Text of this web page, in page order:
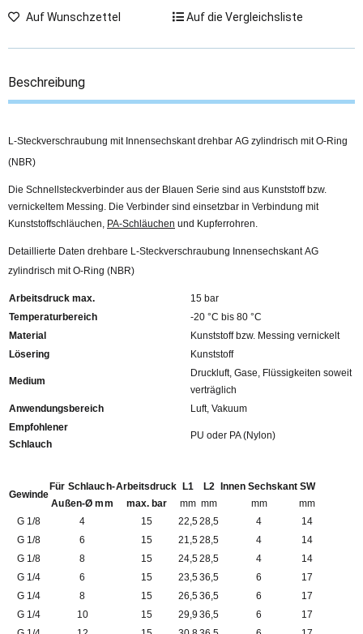
Auf Wunschzettel Auf die Vergleichsliste
Beschreibung
L-Steckverschraubung mit Innensechskant drehbar AG zylindrisch mit O-Ring
(NBR)
Die Schnellsteckverbinder aus der Blauen Serie sind aus Kunststoff bzw.
vernickeltem Messing. Die Verbinder sind einsetzbar in Verbindung mit
Kunststoffschläuchen, PA-Schläuchen und Kupferrohren.
Detaillierte Daten drehbare L-Steckverschraubung Innensechskant AG
zylindrisch mit O-Ring (NBR)
Arbeitsdruck max.
15 bar
Temperaturbereich
-20 °C bis 80 °C
Material
Kunststoff bzw. Messing vernickelt
Lösering
Kunststoff
Medium
Druckluft, Gase, Flüssigkeiten soweit
verträglich
Anwendungsbereich
Luft, Vakuum
Empfohlener
Schlauch
PU oder PA (Nylon)
Gewinde
Für Schlauch-
Außen-Ø mm
Arbeitsdruck
max. bar
L1
mm
L2
mm
Innen Sechskant
mm
SW
mm
G 1/8
4 15 22,528,5 4
14
G 1/8
6 15 21,528,5 4
14
G 1/8
8 15 24,528,5 4
14
G 1/4
6 15 23,536,5 6
17
G 1/4
8 15 26,536,5 6
17
G 1/4
10 15 29,9 36,5 6
17